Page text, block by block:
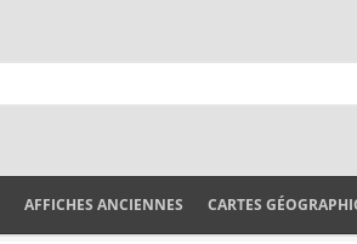
AFFICHES ANCIENNES CARTES